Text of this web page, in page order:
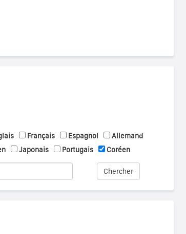
Français Espagnol
Allemand
Japonais Portugais Coréen
Chercher